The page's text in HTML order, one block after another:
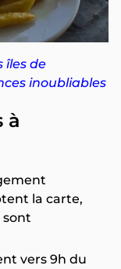
îles de
inoubliables
à
la carte,
sont
vers 9h du